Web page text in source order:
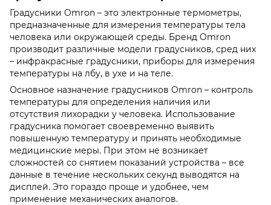
Градусники Omron – это электронные термометры,
предназначенные для измерения температуры тела
человека или окружающей среды. Бренд Omron
производит различные модели градусников, сред них
– инфракрасные градусники, приборы для измерения
температуры на лбу, в ухе и на теле.
Основное назначение градусников Omron – контроль
температуры для определения наличия или
отсутствия лихорадки у человека. Использование
градусника помогает своевременно выявить
повышенную температуру и принять необходимые
медицинские меры. При этом не возникает
сложностей со снятием показаний устройства – все
данные в течение нескольких секунд выводятся на
дисплей. Это гораздо проще и удобнее, чем
применение механических аналогов.